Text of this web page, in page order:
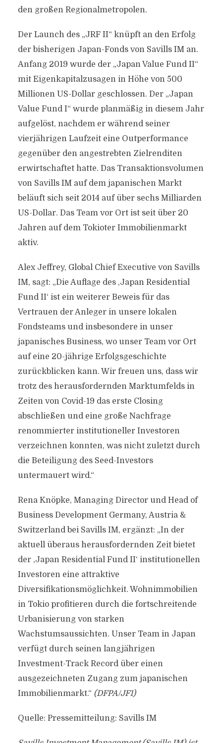
den großen Regionalmetropolen.
Der Launch des „JRF II“ knüpft an den Erfolg
der bisherigen Japan-Fonds von Savills IM an.
Anfang 2019 wurde der „Japan Value Fund II“
mit Eigenkapitalzusagen in Höhe von 500
Millionen US-Dollar geschlossen. Der „Japan
Value Fund I“ wurde planmäßig in diesem Jahr
aufgelöst, nachdem er während seiner
vierjährigen Laufzeit eine Outperformance
gegenüber den angestrebten Zielrenditen
erwirtschaftet hatte. Das Transaktionsvolumen
von Savills IM auf dem japanischen Markt
beläuft sich seit 2014 auf über sechs Milliarden
US-Dollar. Das Team vor Ort ist seit über 20
Jahren auf dem Tokioter Immobilienmarkt
aktiv.
Alex Jeffrey, Global Chief Executive von Savills
IM, sagt: „Die Auflage des ,Japan Residential
Fund II‘ ist ein weiterer Beweis für das
Vertrauen der Anleger in unsere lokalen
Fondsteams und insbesondere in unser
japanisches Business, wo unser Team vor Ort
auf eine 20-jährige Erfolgsgeschichte
zurückblicken kann. Wir freuen uns, dass wir
trotz des herausfordernden Marktumfelds in
Zeiten von Covid-19 das erste Closing
abschließen und eine große Nachfrage
renommierter institutioneller Investoren
verzeichnen konnten, was nicht zuletzt durch
die Beteiligung des Seed-Investors
untermauert wird.“
Rena Knöpke, Managing Director und Head of
Business Development Germany, Austria &
Switzerland bei Savills IM, ergänzt: „In der
aktuell überaus herausfordernden Zeit bietet
der ,Japan Residential Fund II‘ institutionellen
Investoren eine attraktive
Diversifikationsmöglichkeit. Wohnimmobilien
in Tokio profitieren durch die fortschreitende
Urbanisierung von starken
Wachstumsaussichten. Unser Team in Japan
verfügt durch seinen langjährigen
Investment-Track Record über einen
ausgezeichneten Zugang zum japanischen
Immobilienmarkt.“ (DFPA/JF1)
Quelle: Pressemitteilung: Savills IM